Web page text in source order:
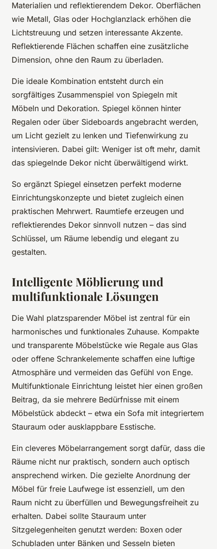
Materialien und reflektierendem Dekor. Oberflächen
wie Metall, Glas oder Hochglanzlack erhöhen die
Lichtstreuung und setzen interessante Akzente.
Reflektierende Flächen schaffen eine zusätzliche
Dimension, ohne den Raum zu überladen.
Die ideale Kombination entsteht durch ein
sorgfältiges Zusammenspiel von Spiegeln mit
Möbeln und Dekoration. Spiegel können hinter
Regalen oder über Sideboards angebracht werden,
um Licht gezielt zu lenken und Tiefenwirkung zu
intensivieren. Dabei gilt: Weniger ist oft mehr, damit
das spiegelnde Dekor nicht überwältigend wirkt.
So ergänzt Spiegel einsetzen perfekt moderne
Einrichtungskonzepte und bietet zugleich einen
praktischen Mehrwert. Raumtiefe erzeugen und
reflektierendes Dekor sinnvoll nutzen – das sind
Schlüssel, um Räume lebendig und elegant zu
gestalten.
Intelligente Möblierung und
multifunktionale Lösungen
Die Wahl platzsparender Möbel ist zentral für ein
harmonisches und funktionales Zuhause. Kompakte
und transparente Möbelstücke wie Regale aus Glas
oder offene Schrankelemente schaffen eine luftige
Atmosphäre und vermeiden das Gefühl von Enge.
Multifunktionale Einrichtung leistet hier einen großen
Beitrag, da sie mehrere Bedürfnisse mit einem
Möbelstück abdeckt – etwa ein Sofa mit integriertem
Stauraum oder ausklappbare Esstische.
Ein cleveres Möbelarrangement sorgt dafür, dass die
Räume nicht nur praktisch, sondern auch optisch
ansprechend wirken. Die gezielte Anordnung der
Möbel für freie Laufwege ist essenziell, um den
Raum nicht zu überfüllen und Bewegungsfreiheit zu
erhalten. Dabei sollte Stauraum unter
Sitzgelegenheiten genutzt werden: Boxen oder
Schubladen unter Bänken und Sesseln bieten